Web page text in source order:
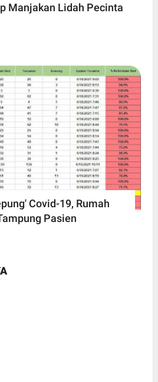
Manjakan Lidah Pecinta
Covid-19, Rumah
Pasien